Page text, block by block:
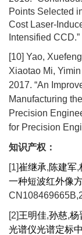
Points Selected
Cost Laser-
Intensified
[10] Yao,
Xiaotao Mi,
2017. “An
Manufacturing
Precision
for Precision
知识产权：
[1]崔继承,陈建军,
一种短波红外像
[2]王明佳,孙慈,杨
光谱仪光谱定标